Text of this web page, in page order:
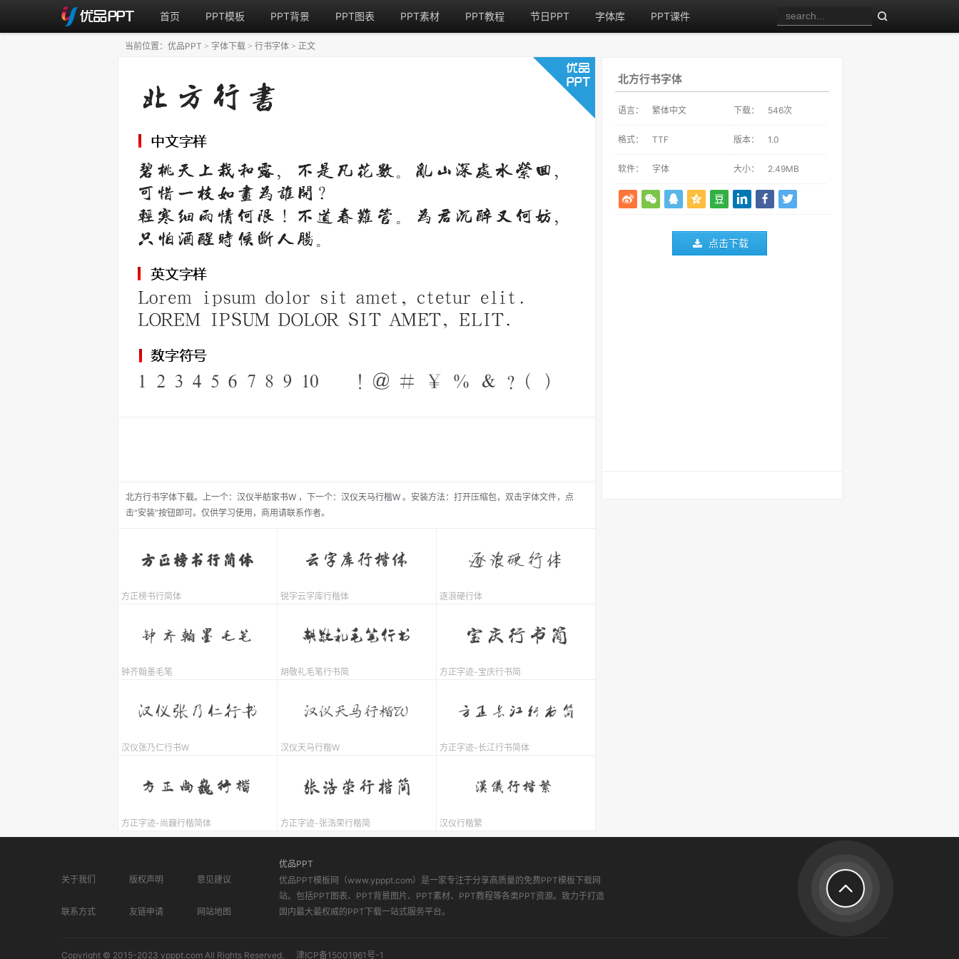
首页 PPT模板 PPT背景 PPT图表 PPT素材 PPT教程 节日PPT 字体库 PPT课件
北方行书字体
语言： 繁体中文 下载： 546次
格式： TTF 版本： 1.0
软件： 字体 大小： 2.49MB
点击下载
北方行书字体下载。 上一个： 汉仪半舫家书W ， 下一个： 汉仪天马行楷W 。安装方法：打开压缩包，双击字体文件，点
击“安装”按钮即可。仅供学习使用，商用请联系作者。
当前位置： 优品PPT > 字体下载 > 行书字体 > 正文
方正榜书行简体 锐字云字库行楷体 逐浪硬行体
钟齐翰墨毛笔 胡敬礼毛笔行书简 方正字迹-宝庆行书简
汉仪张乃仁行书W 汉仪天马行楷W 方正字迹-长江行书简体
方正字迹-尚巍行楷简体 方正字迹-张浩荣行楷简 汉仪行楷繁
关于我们 版权声明 意见建议
联系方式 友链申请 网站地图
优品PPT
优品PPT模板网（www.ypppt.com）是一家专注于分享高质量的免费PPT模板下载网
站。包括PPT图表、PPT背景图片、PPT素材、PPT教程等各类PPT资源。致力于打造
国内最大最权威的PPT下载一站式服务平台。
Copyright © 2015-2023 ypppt.com All Rights Reserved. 津ICP备15001961号-1